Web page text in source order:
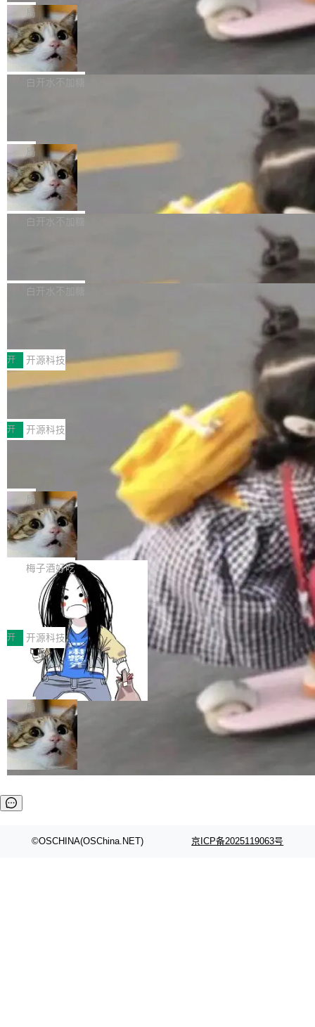
了。 闲置的 cell 会休眠到几乎不占资源。当 cel
l 迁移或唤醒时，新宿主从 S3 恢复 SQLite 数据
库继续执行。存储库是持久化的唯一真相...
例如iQOO Z11i、REDMI Note 17、REDMI No
te 17 Pro、OPPO K15，要么是vivo X300 E这
样的次旗舰。 Galaxy Z Fold8 Ultra / Z Fold8 /
Z Flip8三款折叠屏新机均在7月22日发布，且全
部搭载骁龙8 Elite Gen5 for Galaxy，它们本该
个在 git commit 之间记录每一次编辑操作的版
本控制系统。目前处于 Early Access 阶段。 De
ltaDB 的核心思路直接写在 landing page 最显
眼的位置：「Software is made between com
mits」——软件是在 commit 之间写出来的。git
是把这段空隙补上。 回退到任何一次编辑：Delt
aDB 捕获 commit 之间的每一次操作，...
局
SpaceXAI 单季资本开支达 183 亿美元
根据风险投资人Tomer Tunguz 博客（VC 分
析）披露的最新分析与第二季度业绩报告，Spac
微软同期总资本开支的四成。 与亚马逊、Alpha
bet、微软以及 Meta 等传统科技巨头相比，Spa
ceXAI的资金消耗速度尤为引人瞩目。然而，支
撑庞大支出的资金来源却呈现出截然不同的面
貌。数据显示，微软和 Meta 主要依托充沛的经
白开水不加糖
一个在终端里运行的编程 agent；Muse Spark
1.2，驱动这个 agent 的新模型。一句话概括：
你可以用 curl -fsSL https://dev.meta.ai/install.
sh | bash 安装一个能在大项目里自动规划、写
代码、验证结果的 AI 终端工具。 据介绍，Muse
个主 agent 循环，外加一组后台 agent。这些后
局
美团开源 LoHoSearch，用知识图谱校
准 AI 能力认知
机器出题的前提，是让机器拥有全局视野。整个
构建流程可以分为四个环节：建图 → 控制难度
白开水不加糖
库，并将作为transport接入Mooncake TENT。
MPComm将作为一种传输引擎接入Mooncake T
ENT，实现零拷贝传输性能提升30%、非零拷贝
传输性能最高提升5倍。UCL-MPComm底层基
于自研UCL-Engine通信引擎，后续腾讯网平将
持续开源更多基于UCL-Engine的高性能通信组
件。 腾讯网平团队在UCL-MPComm中实现了一
个独立于业务线程的全局通信引擎（Engine），
白开水不加糖
型案例入选名单》，深信服“面向企业研发场景的
开源 AI 编程平台 CoStrict 应用”凭借卓越的技术
创新与落地成效成功入选。 全链路私有化部署，
助力企业AI研发安全落地 当前，越来越多企业已
经开始引入 AI Coding 工具，通过调用公有云模
型或企业内部部署模型提升研发效率。但随着 AI
Coding 从个人辅助工具逐步走向团队级、组织
级应用，企业在规模化落地过程中，对安全性、
可控性和代码质量提出了更高要求。 首先是数据
安全与合规要求。对于大多数普通研发场景，公
有云模型能够满足快速试用和效率提升的需求。
但对于金融、能源、医疗等对数据安全要求较...
开 开源科技
深信服AI算力网关入选工信部人工智能
前不久，工业和信息化部正式发布《2025年人工
智能应用典型案例名单》，集中展示人工智能在
各领域的应用成果，覆盖技术底座、行业赋能、
产品应用、支撑保障、专题等五大方向。深信服
AI算力网关（AI创新平台）成功入选！ 随着各行
各业的Agent走向规模化建设，算力构成形态逐
渐丰富，用户关注的重点也在发生变化：不只是
让AI用起来，还要进一步看清混合算力时代下，
Token花在哪里、算力是否被充分利用，以及持
续增长的AI成本该如何优化。 深信服AI算力网关
正是围绕这些实际问题，从Token治理和成本治
理两个方面，让用户的每一份算力都看得清、管
得住、用得稳、省得下、更安全！ 一、从现在开
始，Token使用一目...
开 开源科技
Jeff Dean 离开 Google：一个时代的结
束，一个实验室的开始
Google 员工编号 20。MapReduce 作者之一。
Bigtable 作者之一。TensorFlow 的作者之一。
Gemini 的架构师。Google 首席科学家。 Jeff D
ean 在 Google 工作了 27 年后，宣布离职。 他
不是一个人走。一同离开的还有 Sanjay Ghema
wat（Google 员工编号 23，Jeff Dean 二十多
年的编程搭档，MapReduce 和 Bigtable 的共同
作者）、Quoc Le（Google 大脑核心成员，Se
q2Seq 和 DocAI 的共同发明人）以及 Oriol Vin
yals（Gemini 联合负责人，AlphaSta...
局
🔥 SolonCode v2026.8.4 发布：界面
字体可调、22 种语言、记忆搜索增强
打开终端就能上岗的全中文编码智能体，这一轮
把「看得清、用母语、记得住」三件事一次补
齐。 SolonCode 是什么 SolonCode 是杭州无
耳科技研发的企业级终端编码智能体——一位全
中文驱动的数字员工，自主理解需求、规划步
骤、编写代码。不挑模型、不挑平台，curl 一行
装完即用。 开源地址：Gitee · GitCode · GitHu
b 安装 支持 Java 8+（8~26）、macOS / Linu
x / Windows / Harmony PC。 # macOS / Linu
x / Harmony PC curl -fsSL https://solon.noea
r.org/solon...
梅子酒好吃
让“代码语义理解”深度释放AI Coding
价值潜能：华为云码道（CodeArts）
代码仓技术解析
一、代码仓深度理解技术的作用与价值 在软件工
程实践中，代码仓是企业核心知识资产的主要载
体。企业级代码仓库通常包含数十万乃至数百万
个文件，其规模远超单次模型调用可承载的上下
文窗口。随着项目规模的持续扩张与代码历史的
不断累积，代码仓中的模块关系、接口契约、业
务逻辑等关键信息往往分散于数十乃至数百个文
件之中，形成高度复杂的知识关联网络。传统的
代码检索手段（如关键词匹配、目录遍历）仅能
在语法层面完成文本定位，难以触及代码的语义
理解大规模代码仓时面临显著"代码仓理解"瓶
e深度理解服务"）是华为云码道（CodeA...
开 开源科技
一条“删库”命令跑 17 小时，算法工程
师删光 89TB 数据只为干私活
最高人民检察院8月4日公布了一起案件：北京一
名90后算法工程师王某，为了给自己接的私活腾
服务器空间，删光了公司AI游戏部门的全部核心
数据。 王某2024年1月入职东城区某科技公司AI
短剧部门，有互联网大厂背景。在公司内部架构
调整期间，部门三次通知全员将数据从A集群迁
数据。2024年9月3日下午4点，他使用此前登录
称为"删库跑路"的命令——最高管理员权限、无
局
©OSCHINA(OSChina.NET) 京ICP备2025119063号